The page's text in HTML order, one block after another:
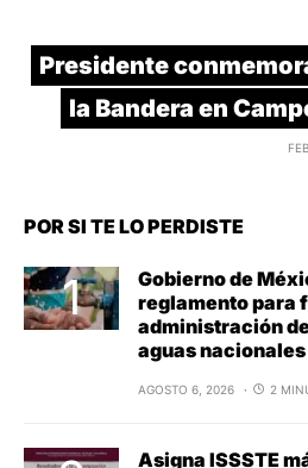
Presidente
la Bandera en
POR SI TE LO PERDISTE
Gobierno de
reglamento para
administración
aguas nacionales
AGOSTO 6, 2026 2
Asigna ISSSTE